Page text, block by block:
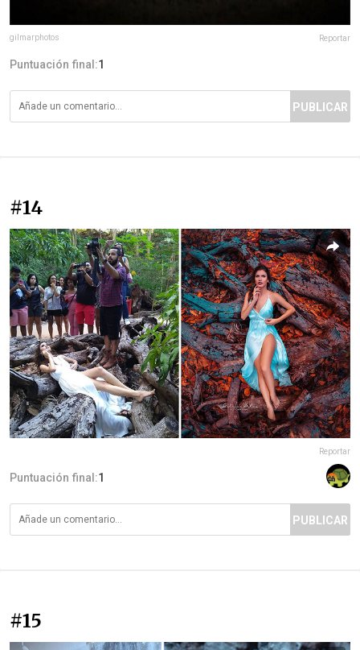
gilmarphotos Reportar
Puntuación final:1
PUBLICAR
#14
Reportar
Puntuación final:1
PUBLICAR
#15